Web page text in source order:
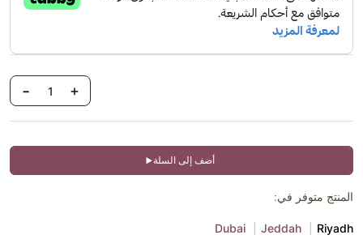
- +
أضف إلى السلة
المنتج متوفر في:
Riyadh
Jeddah
Dubai